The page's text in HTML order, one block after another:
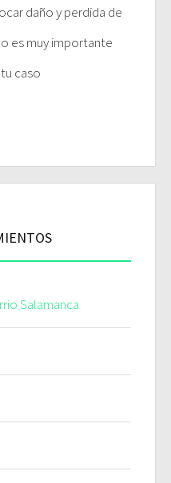
daño y perdida de
es muy importante
caso
Salamanca